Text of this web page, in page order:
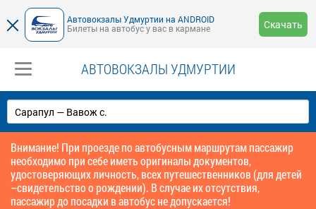
Автовокзалы Удмуртии на ANDROID
Билеты на автобус у вас в кармане
Скачать
АВТОВОКЗАЛЫ УДМУРТИИ
Внимание! При проезде по автобусным маршрутам пассажир
необходимо при себе иметь оригиналы документов,
удостоверяющих личность, всех путешественников (для детей
–свидетельство о рождении). В случае их отсутствия,
пассажир до посадки в автобус не допускается!